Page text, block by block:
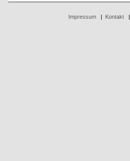
Impressum| Kontakt|